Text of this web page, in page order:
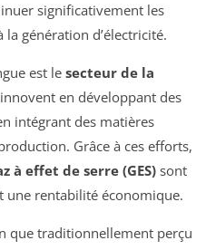
significativement les
la génération d’électricité.
est le secteur de la
en développant des
intégrant des matières
Grâce à ces efforts,
à effet de serre (GES) sont
une rentabilité économique.
que traditionnellement perçu